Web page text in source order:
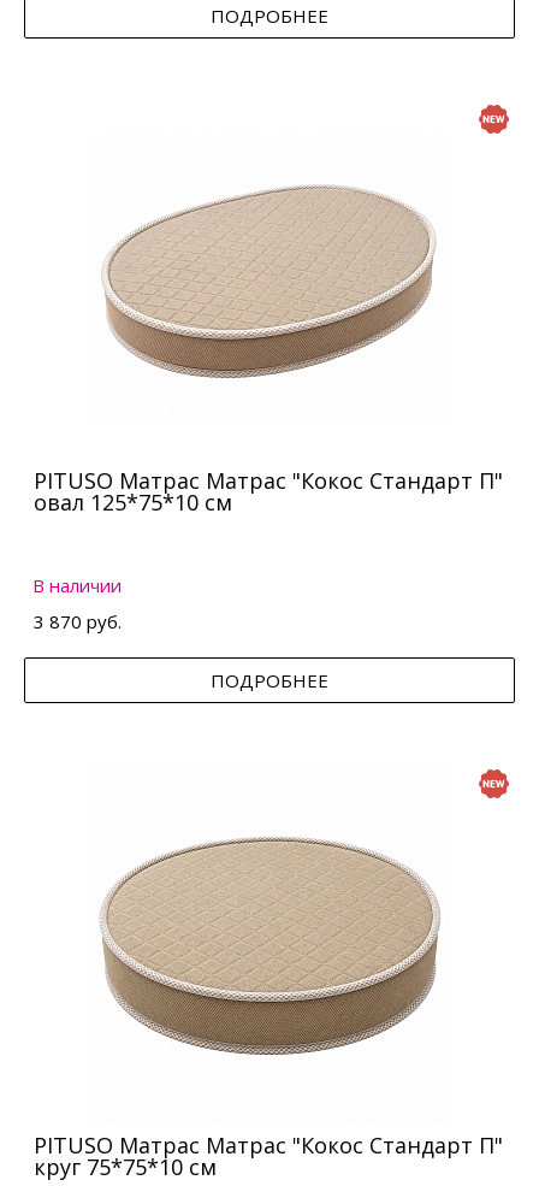
ПОДРОБНЕЕ
PITUSO Матрас Матрас "Кокос Стандарт П"
овал 125*75*10 см
В наличии
3 870 руб.
ПОДРОБНЕЕ
PITUSO Матрас Матрас "Кокос Стандарт П"
круг 75*75*10 см